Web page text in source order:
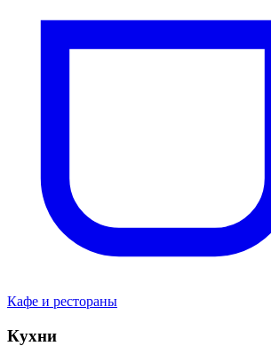
Кафе и рестораны
Кухни